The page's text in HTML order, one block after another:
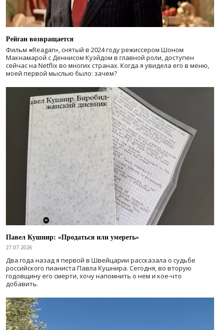
Рейган возвращается
Фильм «Reagan», снятый в 2024 годурежиссером Шоном
Макнамарой с Деннисом Куэйдом в главной роли, доступен
сейчас на Netflix во многих странах. Когда я увидела его в меню,
моей первой мыслью было: зачем?
Павел Кушнир: «Продаться или умереть»
27.07.2026
Два года назад я первой в Швейцарии рассказала о судьбе
российского пианиста Павла Кушнира. Сегодня, во вторую
годовщину его смерти, хочу напомнить о нем и кое-что
добавить.